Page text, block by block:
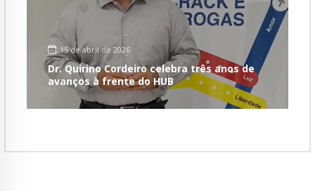
15 de abril de 2026
Dr. Quirino Cordeiro celebra três anos de
avanços à frente do HUB